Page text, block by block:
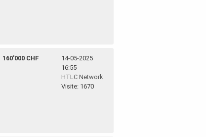
160'000 CHF
14-05-2025
16:55
HTLC Network
Visite: 1670